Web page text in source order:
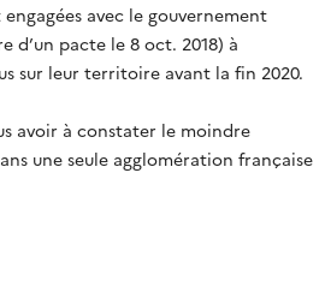
avec le gouvernement
d’un pacte le 8 oct. 2018) à
sur leur territoire avant la fin 2020.
avoir à constater le moindre
une seule agglomération française